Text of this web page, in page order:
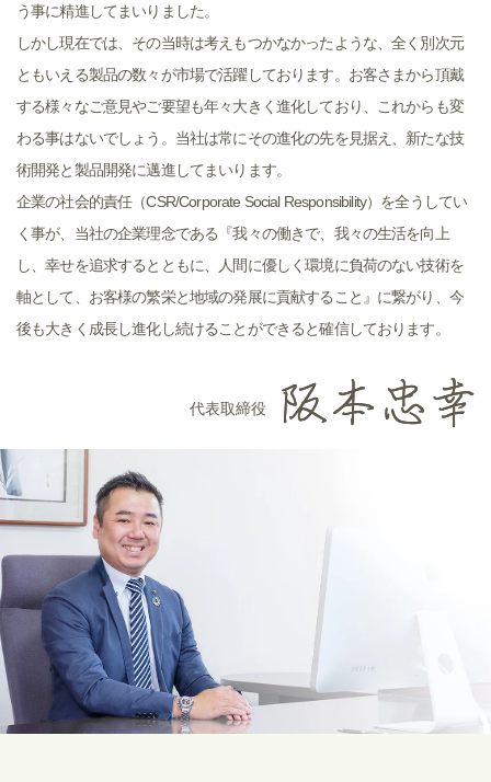
う事に精進してまいりました。
しかし現在では、その当時は考えもつかなかったような、全く別次元
ともいえる製品の数々が市場で活躍しております。お客さまから頂戴
する様々なご意見やご要望も年々大きく進化しており、これからも変
わる事はないでしょう。当社は常にその進化の先を見据え、新たな技
術開発と製品開発に邁進してまいります。
企業の社会的責任（CSR/Corporate Social Responsibility）を全うしてい
く事が、当社の企業理念である『我々の働きで、我々の生活を向上
し、幸せを追求するとともに、人間に優しく環境に負荷のない技術を
軸として、お客様の繁栄と地域の発展に貢献すること』に繋がり、今
後も大きく成長し進化し続けることができると確信しております。
代表取締役